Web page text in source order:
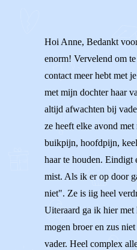
Hoi Anne, Bedankt
enorm! Vervelend om
contact meer hebt met
met mijn dochter haar
altijd afwachten bij
ze heeft elke avond met
buikpijn, hoofdpijn,
haar te houden. Eindigt
mist. Als ik er op door
niet". Ze is iig heel
Uiteraard ga ik hier
mogen broer en zus
vader. Heel complex